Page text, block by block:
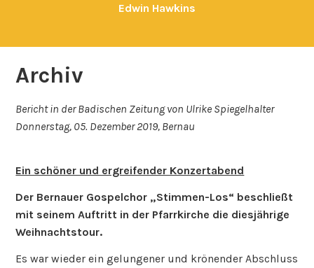
Edwin Hawkins
Archiv
Bericht in der Badischen Zeitung von Ulrike Spiegelhalter
Donnerstag, 05. Dezember 2019, Bernau
Ein schöner und ergreifender Konzertabend
Der Bernauer Gospelchor „Stimmen-Los“ beschließt
mit seinem Auftritt in der Pfarrkirche die diesjährige
Weihnachtstour.
Es war wieder ein gelungener und krönender Abschluss